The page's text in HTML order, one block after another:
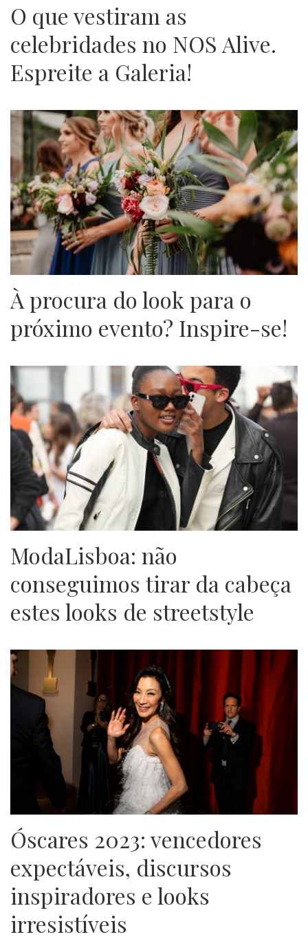
O que vestiram as
celebridades no NOS Alive.
Espreite a Galeria!
À procura do look para o
próximo evento? Inspire-se!
ModaLisboa: não
conseguimos tirar da cabeça
estes looks de streetstyle
Óscares 2023: vencedores
expectáveis, discursos
inspiradores e looks
irresistíveis